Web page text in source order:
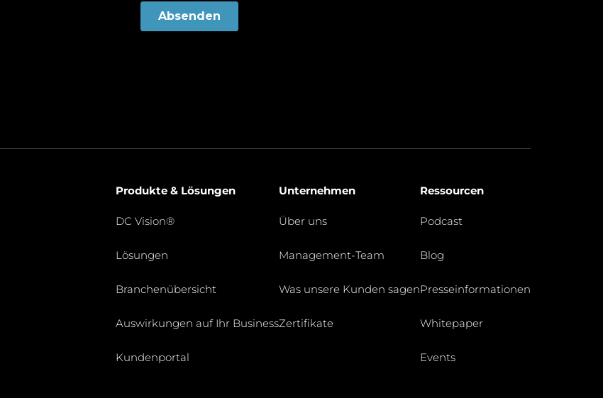
Produkte & Lösungen
DC Vision®
Lösungen
Branchenübersicht
Auswirkungen auf Ihr Business
Kundenportal
Unternehmen
Über uns
Management-Team
Was unsere Kunden sagen
Zertifikate
Ressourcen
Podcast
Blog
Presseinformationen
Whitepaper
Events